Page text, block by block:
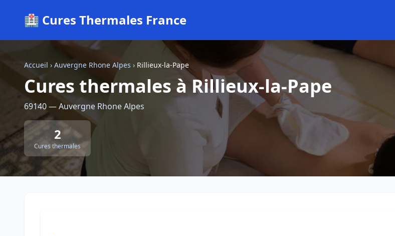
🏥 Cures Thermales France
Accueil › Auvergne Rhone Alpes › Rillieux-la-Pape
Cures thermales à Rillieux-la-Pape
69140 — Auvergne Rhone Alpes
2
Cures thermales